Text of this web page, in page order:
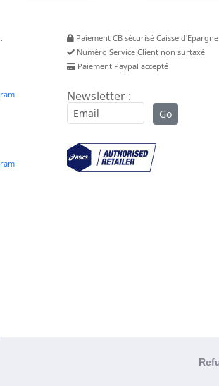
Paiement CB sécurisé Caisse d'Epargne
Numéro Service Client non surtaxé
Paiement Paypal accepté
Newsletter :